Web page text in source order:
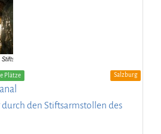
Plätze Salzburg
den Stiftsarmstollen des